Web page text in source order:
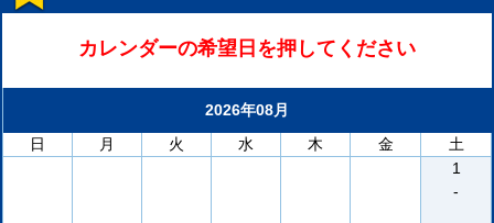
カレンダーの希望日を押してください
2026年08月
日
月 火 水 木 金
土
1
-